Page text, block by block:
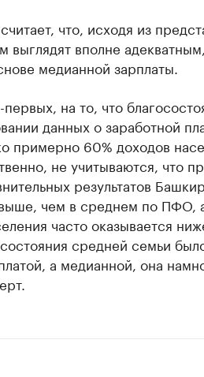
что, исходя из
вполне
медианной зарплаты.
на то, что
данных о заработной
примерно 60% доходов
не учитываются, что
результатов
чем в среднем по ПФО,
часто оказывается
средней семьи
а медианной, она